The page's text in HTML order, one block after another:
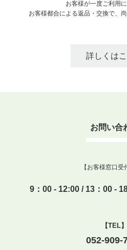
お客様が一度ご利用
お客様都合による返品・交換で、
詳しくは
お問い合
【お客様窓口受
9：00 - 12:00 / 13：00 -
【TEL】
052-909-